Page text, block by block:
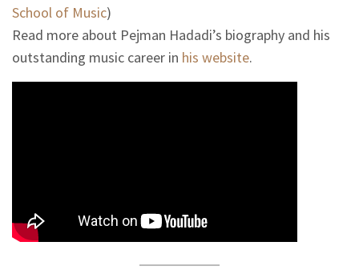
School of Music)
Read more about Pejman Hadadi’s biography and his
outstanding music career in his website.